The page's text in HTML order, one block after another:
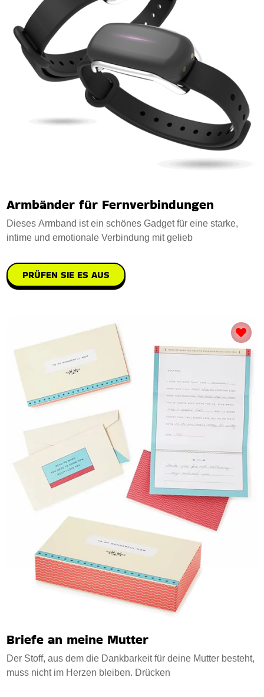
Armbänder für Fernverbindungen
Dieses Armband ist ein schönes Gadget für eine starke,
intime und emotionale Verbindung mit gelieb
PRÜFEN SIE ES AUS
Briefe an meine Mutter
Der Stoff, aus dem die Dankbarkeit für deine Mutter besteht,
muss nicht im Herzen bleiben. Drücken